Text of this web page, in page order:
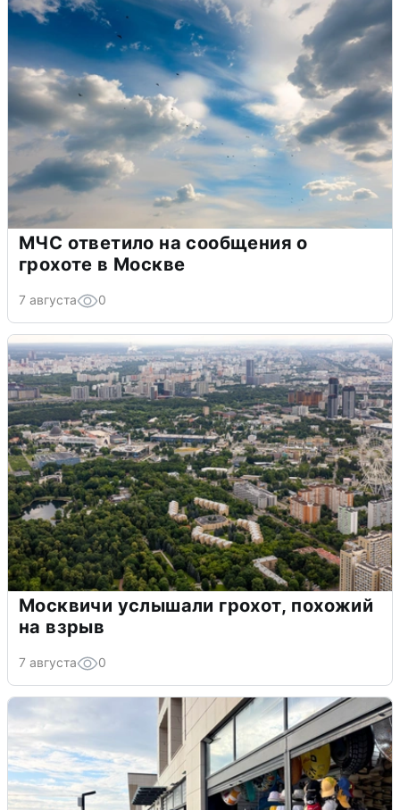
МЧС ответило на сообщения о
грохоте в Москве
7 августа 0
Москвичи услышали грохот, похожий
на взрыв
7 августа 0